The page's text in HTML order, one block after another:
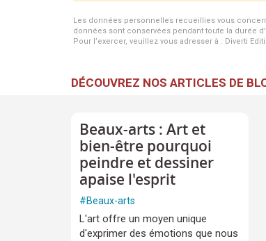
Les données personnelles recueillies vous
données sont conservées pendant toute la durée
Pour l’exercer, veuillez vous adresser à : Diverti
DÉCOUVREZ NOS ARTICLES DE
Beaux-arts : Art et
bien-être pourquoi
peindre et dessiner
apaise l'esprit
#Beaux-arts
L'art offre un moyen unique
d'exprimer des émotions que nous